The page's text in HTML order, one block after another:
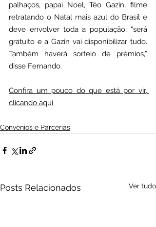
palhaços, papai Noel, Téo Gazin, filme
retratando o Natal mais azul do Brasil e
deve envolver toda a população, “será
gratuito e a Gazin vai disponibilizar tudo.
Também haverá sorteio de prêmios,”
disse Fernando.
Confira um pouco do que está por vir,
clicando aqui
Convênios e Parcerias
Posts Relacionados Ver tudo